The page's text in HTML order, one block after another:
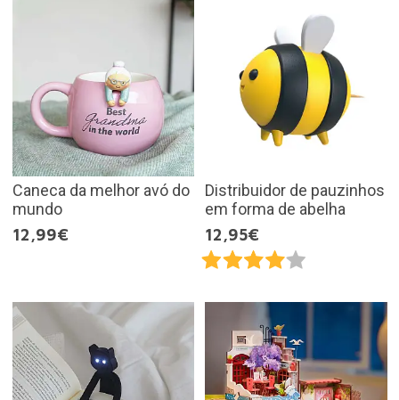
Caneca da melhor avó do
mundo
12,99€
Distribuidor de pauzinhos
em forma de abelha
12,95€